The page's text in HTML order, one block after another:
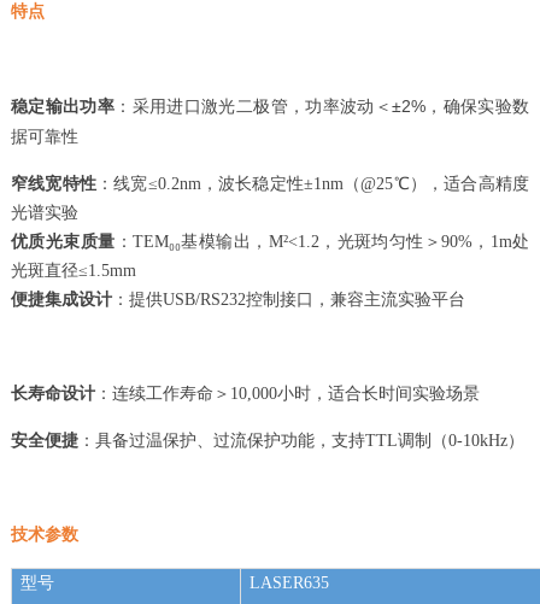
特点
稳定输出功率 ： 采用进口激光二极管，功率波动＜±2%，确保实验数
据可靠性
窄线宽特性：线宽≤0.2nm，波长稳定性±1nm（@25℃），适合高精度
光谱实验
优质光束质量 ：TEM₀₀基模输出，M²<1.2，光斑均匀性＞90%，1m处
光斑直径≤1.5mm
便捷集成设计：提供USB/RS232控制接口，兼容主流实验平台
长寿命设计：连续工作寿命＞10,000小时，适合长时间实验场景
安全便捷：具备过温保护、过流保护功能，支持TTL调制（0-10kHz）
技术参数
型号 LASER635